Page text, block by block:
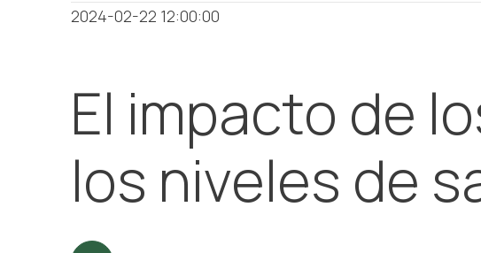
2024-02-22 12:00:00
El impacto de
los niveles de